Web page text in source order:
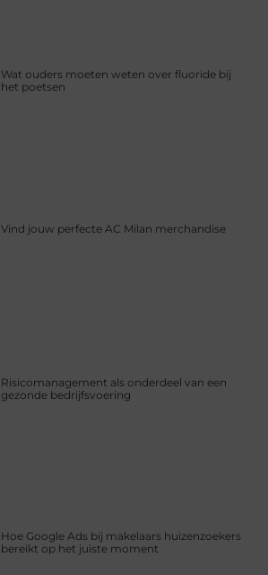
Wat ouders moeten weten over fluoride bij
het poetsen
Vind jouw perfecte AC Milan merchandise
Risicomanagement als onderdeel van een
gezonde bedrijfsvoering
Hoe Google Ads bij makelaars huizenzoekers
bereikt op het juiste moment